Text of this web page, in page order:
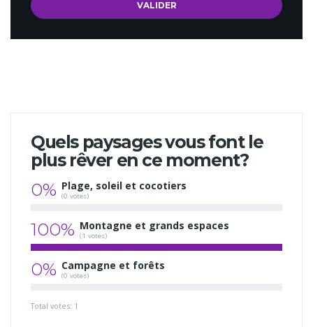
Quels paysages vous font le
plus rêver en ce moment?
0% Plage, soleil et cocotiers
(0 votes)
100% Montagne et grands espaces
(1 votes)
0% Campagne et forêts
(0 votes)
Total votes: 1